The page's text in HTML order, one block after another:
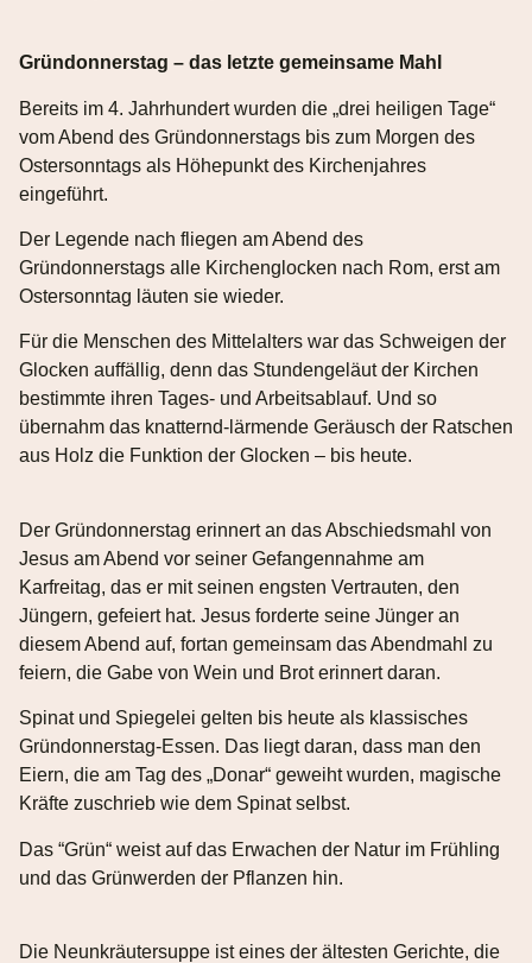
Gründonnerstag – das letzte gemeinsame Mahl
Bereits im 4. Jahrhundert wurden die „drei heiligen Tage“
vom Abend des Gründonnerstags bis zum Morgen des
Ostersonntags als Höhepunkt des Kirchenjahres
eingeführt.
Der Legende nach fliegen am Abend des
Gründonnerstags alle Kirchenglocken nach Rom, erst am
Ostersonntag läuten sie wieder.
Für die Menschen des Mittelalters war das Schweigen der
Glocken auffällig, denn das Stundengeläut der Kirchen
bestimmte ihren Tages- und Arbeitsablauf. Und so
übernahm das knatternd-lärmende Geräusch der Ratschen
aus Holz die Funktion der Glocken – bis heute.
Der Gründonnerstag erinnert an das Abschiedsmahl von
Jesus am Abend vor seiner Gefangennahme am
Karfreitag, das er mit seinen engsten Vertrauten, den
Jüngern, gefeiert hat. Jesus forderte seine Jünger an
diesem Abend auf, fortan gemeinsam das Abendmahl zu
feiern, die Gabe von Wein und Brot erinnert daran.
Spinat und Spiegelei gelten bis heute als klassisches
Gründonnerstag-Essen. Das liegt daran, dass man den
Eiern, die am Tag des „Donar“ geweiht wurden, magische
Kräfte zuschrieb wie dem Spinat selbst.
Das “Grün“ weist auf das Erwachen der Natur im Frühling
und das Grünwerden der Pflanzen hin.
Die Neunkräutersuppe ist eines der ältesten Gerichte, die